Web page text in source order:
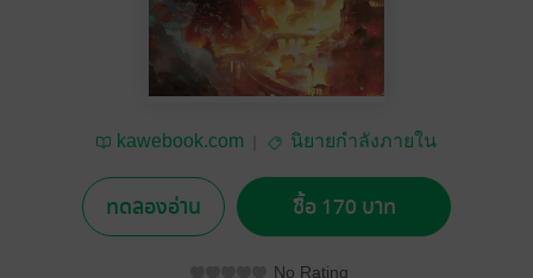
kawebook.com นิยายกำลังภายใน
ทดลองอ่าน ซื้อ 170 บาท
No Rating